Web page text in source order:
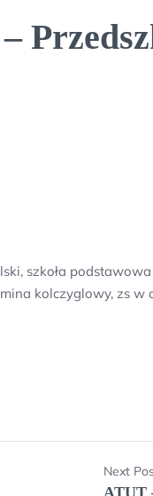
szkoła
kolczyglowy, zs w
Next
ATUT